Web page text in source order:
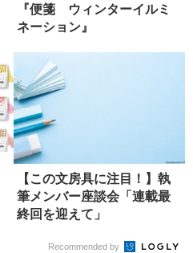
『便箋 ウィンターイルミ
ネーション』
【この文房具に注目！】執
筆メンバー座談会「連載最
終回を迎えて」
Recommended by